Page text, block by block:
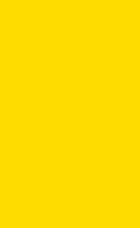
de la
se reafirman
como las N-
de